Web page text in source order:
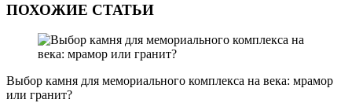
ПОХОЖИЕ СТАТЬИ
Выбор камня для мемориального комплекса на века: мрамор
или гранит?